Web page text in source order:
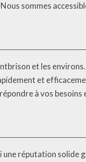
sommes
et les
et
à vos besoins
réputation solide